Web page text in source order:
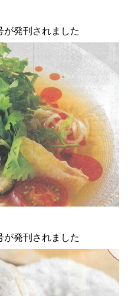
発刊されました
発刊されました